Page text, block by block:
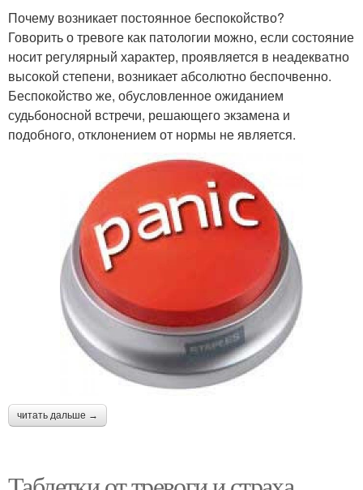
Почему возникает постоянное беспокойство?
Говорить о тревоге как патологии можно, если состояние
носит регулярный характер, проявляется в неадекватно
высокой степени, возникает абсолютно беспочвенно.
Беспокойство же, обусловленное ожиданием
судьбоносной встречи, решающего экзамена и
подобного, отклонением от нормы не является.
читать дальше →